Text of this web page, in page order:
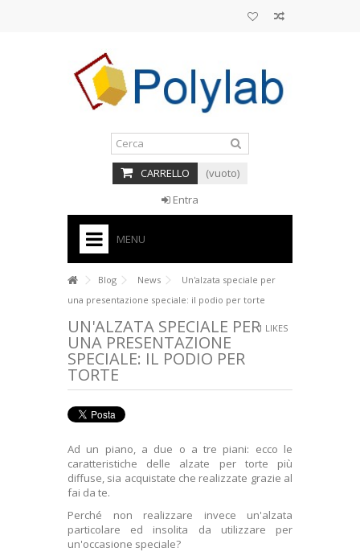
CARRELLO
(vuoto)
Entra
MENU
HOME
BASI PER TORTE CAKE DESIGN
CORNICI
LETTERE IN POLISTIROLO
SAGOME EDILIZIA
+
FERRAMENTA
CUBI IMBALLAGGIO
CONSEGNA
Blog News
Un'alzata speciale per
una presentazione speciale: il podio per torte
UN'ALZATA SPECIALE PER
UNA PRESENTAZIONE
SPECIALE: IL PODIO PER
TORTE
1 LIKES
Ad un piano, a due o a tre piani: ecco le
caratteristiche delle alzate per torte più
diffuse, sia acquistate che realizzate grazie al
fai da te.
Perché non realizzare invece un'alzata
particolare ed insolita da utilizzare per
un'occasione speciale?